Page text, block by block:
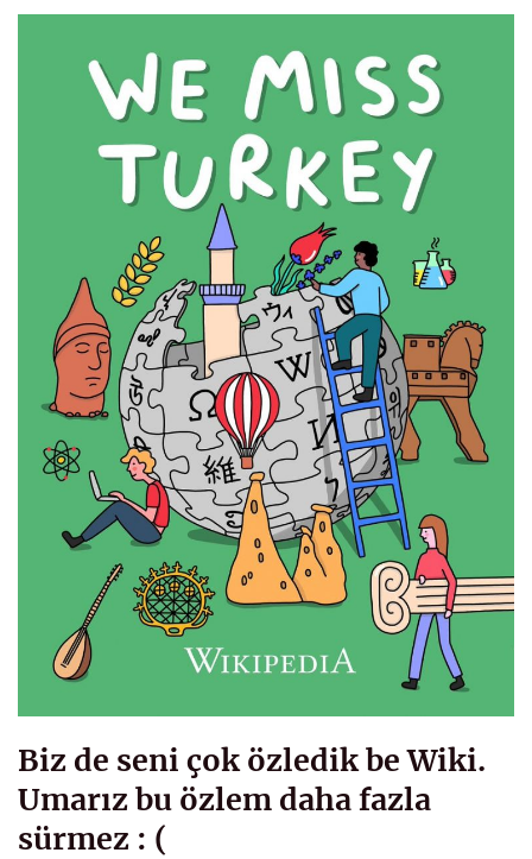
Biz de seni çok özledik be Wiki.
Umarız bu özlem daha fazla
sürmez : (